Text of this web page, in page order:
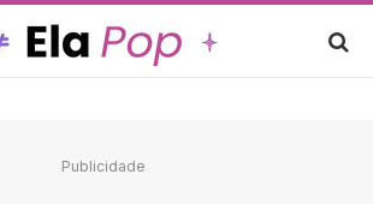
Publicidade